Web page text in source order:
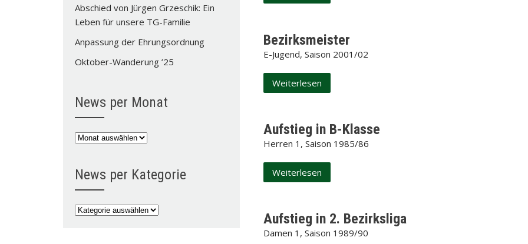
Bezirksmeister
E-Jugend, Saison 2001/02
Weiterlesen
Aufstieg in B-Klasse
Herren 1, Saison 1985/86
Weiterlesen
Aufstieg in 2. Bezirksliga
Damen 1, Saison 1989/90
Abschied von Jürgen Grzeschik: Ein
Leben für unsere TG-Familie
Anpassung der Ehrungsordnung
Oktober-Wanderung ’25
News per Monat
News
News per Kategorie
News